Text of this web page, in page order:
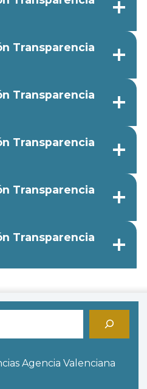
Transparencia
Transparencia
Transparencia
Transparencia
Transparencia
Agencia Valenciana